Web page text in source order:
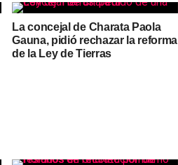
La concejal de Charata Paola
Gauna, pidió rechazar la reforma
de la Ley de Tierras